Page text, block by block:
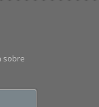
sobre